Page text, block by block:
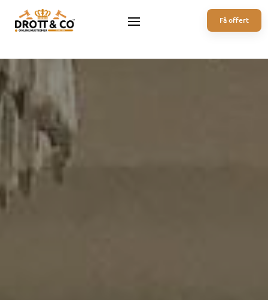
Få offert